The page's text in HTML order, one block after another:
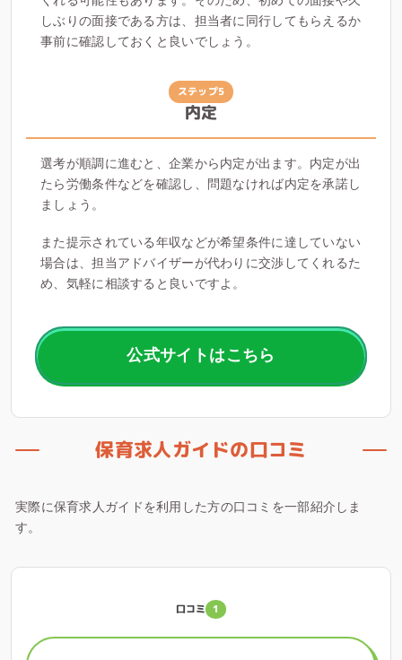
しぶりの面接である方は、担当者に同行してもらえるか
事前に確認しておくと良いでしょう。
ステップ5
内定
選考が順調に進むと、企業から内定が出ます。内定が出
たら労働条件などを確認し、問題なければ内定を承諾し
ましょう。
また提示されている年収などが希望条件に達していない
場合は、担当アドバイザーが代わりに交渉してくれるた
め、気軽に相談すると良いですよ。
公式サイトはこちら
保育求人ガイドの口コミ
実際に保育求人ガイドを利用した方の口コミを一部紹介しま
す。
口コミ 1